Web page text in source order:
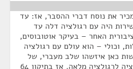
את נוסח דברי ההסבר, אז: עד
השירות היה עם רגולציה דלה עד
האחר – בעיקר אוטובוסים,
וכולי – הוא עולם עם רגולציה
כאן איזשהו שלב מעברי, של
מוניות השירות, מתת רגולציה לרגולציה מלאה. אז בתיקון 64